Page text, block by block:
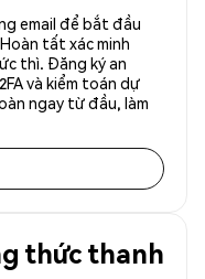
email để bắt đầu
tất xác minh
thì. Đăng ký an
và kiểm toán dự
ngay từ đầu, làm
thức thanh